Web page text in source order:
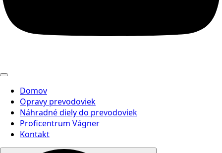
Domov
Opravy prevodoviek
Náhradné diely do prevodoviek
Proficentrum Vágner
Kontakt